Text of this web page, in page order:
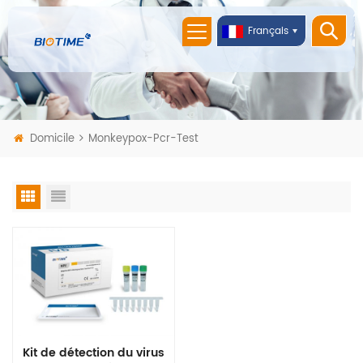
Français
Domicile Monkeypox-Pcr-Test
Kit de détection du virus